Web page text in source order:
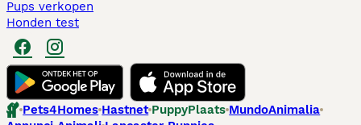
Pups verkopen
Honden test
Pets4Homes Hastnet PuppyPlaats MundoAnimalia